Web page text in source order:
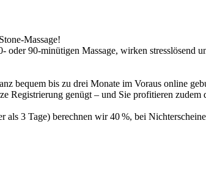
Massage!
oder 90-minütigen Massage, wirken
bequem bis zu drei Monate im Voraus online
Registrierung genügt – und Sie profitieren
3 Tage) berechnen wir 40 %, bei